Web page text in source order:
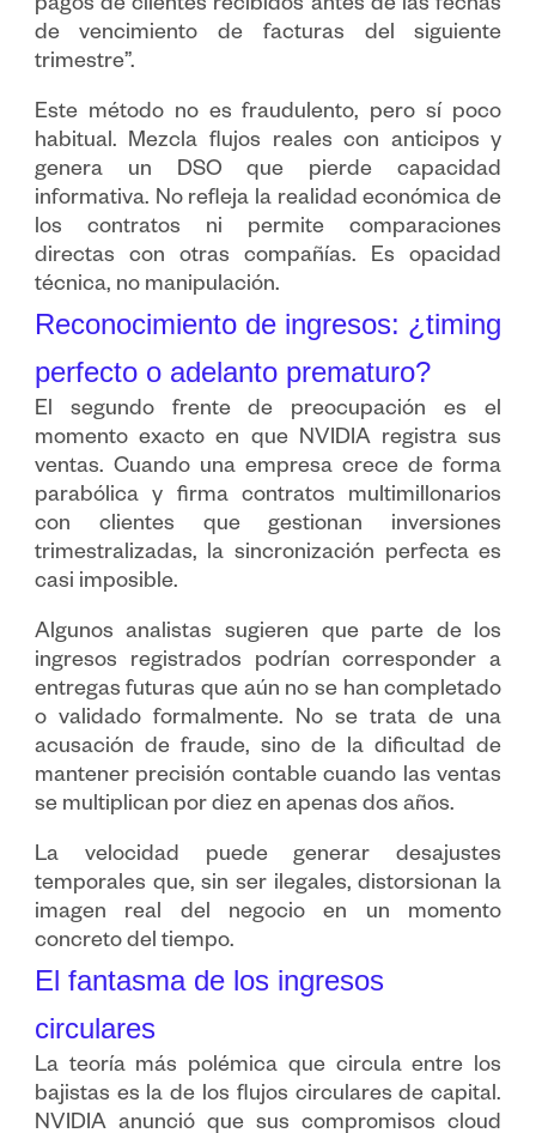
pagos de clientes recibidos antes de las fechas
de vencimiento de facturas del siguiente
trimestre”.
Este método no es fraudulento, pero sí poco
habitual. Mezcla flujos reales con anticipos y
genera un DSO que pierde capacidad
informativa. No refleja la realidad económica de
los contratos ni permite comparaciones
directas con otras compañías. Es opacidad
técnica, no manipulación.
Reconocimiento de ingresos: ¿timing
perfecto o adelanto prematuro?
El segundo frente de preocupación es el
momento exacto en que NVIDIA registra sus
ventas. Cuando una empresa crece de forma
parabólica y firma contratos multimillonarios
con clientes que gestionan inversiones
trimestralizadas, la sincronización perfecta es
casi imposible.
Algunos analistas sugieren que parte de los
ingresos registrados podrían corresponder a
entregas futuras que aún no se han completado
o validado formalmente. No se trata de una
acusación de fraude, sino de la dificultad de
mantener precisión contable cuando las ventas
se multiplican por diez en apenas dos años.
La velocidad puede generar desajustes
temporales que, sin ser ilegales, distorsionan la
imagen real del negocio en un momento
concreto del tiempo.
El fantasma de los ingresos
circulares
La teoría más polémica que circula entre los
bajistas es la de los flujos circulares de capital.
NVIDIA anunció que sus compromisos cloud